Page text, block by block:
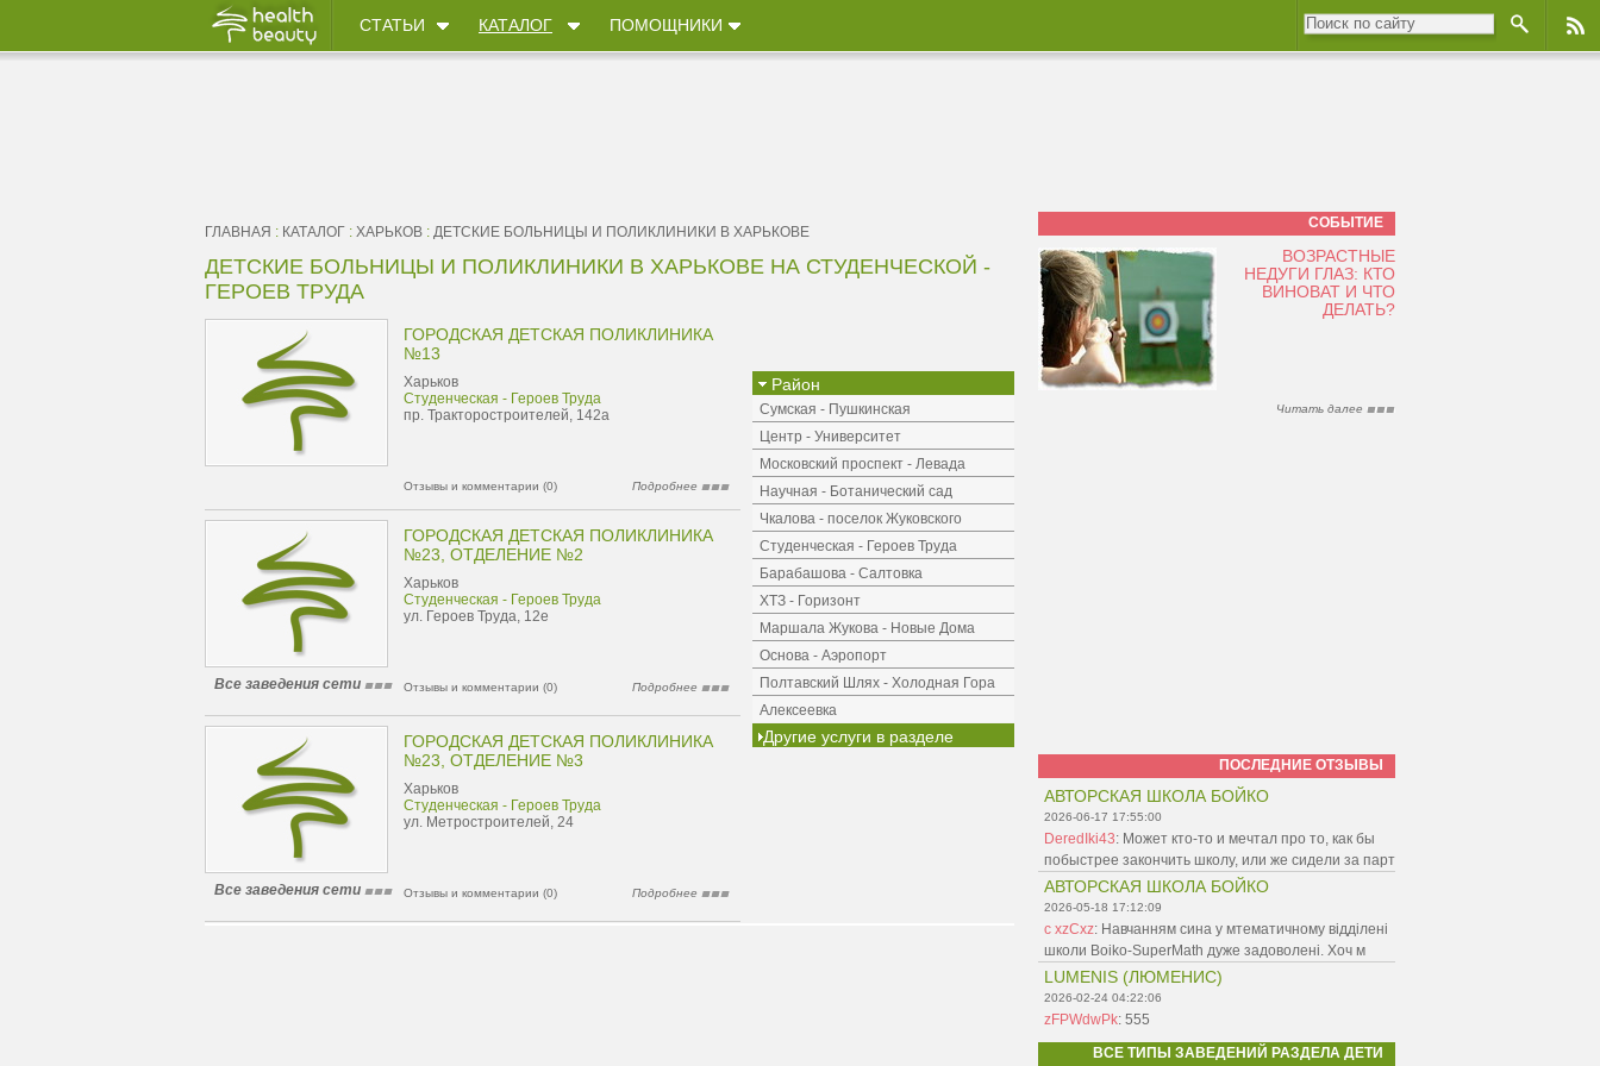
СТАТЬИ КАТАЛОГ ПОМОЩНИКИ
ГЛАВНАЯ : КАТАЛОГ : ХАРЬКОВ : ДЕТСКИЕ БОЛЬНИЦЫ И ПОЛИКЛИНИКИ В ХАРЬКОВЕ
ДЕТСКИЕ БОЛЬНИЦЫ И ПОЛИКЛИНИКИ В ХАРЬКОВЕ НА СТУДЕНЧЕСКОЙ -
ГЕРОЕВ ТРУДА
ГОРОДСКАЯ ДЕТСКАЯ ПОЛИКЛИНИКА
№13
Харьков
Студенческая - Героев Труда
пр. Тракторостроителей, 142а
Отзывы и комментарии (0) Подробнее
ГОРОДСКАЯ ДЕТСКАЯ ПОЛИКЛИНИКА
№23, ОТДЕЛЕНИЕ №2
Харьков
Студенческая - Героев Труда
ул. Героев Труда, 12е
Все заведения сети Отзывы и комментарии (0) Подробнее
ГОРОДСКАЯ ДЕТСКАЯ ПОЛИКЛИНИКА
№23, ОТДЕЛЕНИЕ №3
Харьков
Студенческая - Героев Труда
ул. Метростроителей, 24
Все заведения сети Отзывы и комментарии (0) Подробнее
Район
Сумская - Пушкинская
Центр - Университет
Московский проспект - Левада
Научная - Ботанический сад
Чкалова - поселок Жуковского
Студенческая - Героев Труда
Барабашова - Салтовка
ХТЗ - Горизонт
Маршала Жукова - Новые Дома
Основа - Аэропорт
Полтавский Шлях - Холодная Гора
Алексеевка
Другие услуги в разделе
СОБЫТИЕ
ВОЗРАСТНЫЕ
НЕДУГИ ГЛАЗ: КТО
ВИНОВАТ И ЧТО
ДЕЛАТЬ?
Читать далее
ПОСЛЕДНИЕ ОТЗЫВЫ
АВТОРСКАЯ ШКОЛА БОЙКО
2026-06-17 17:55:00
DeredIki43: Может кто-то и мечтал про то, как бы
побыстрее закончить школу, или же сидели за парт
АВТОРСКАЯ ШКОЛА БОЙКО
2026-05-18 17:12:09
c xzCxz: Навчанням сина у мтематичному відділені
школи Boiko-SuperMath дуже задоволені. Хоч м
LUMENIS (ЛЮМЕНИС)
2026-02-24 04:22:06
zFPWdwPk: 555
ВСЕ ТИПЫ ЗАВЕДЕНИЙ РАЗДЕЛА ДЕТИ